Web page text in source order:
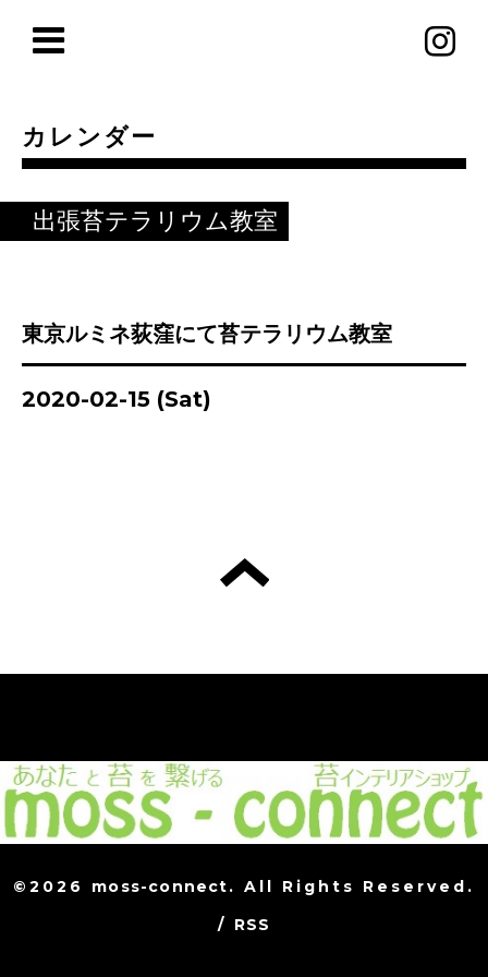
カレンダー
出張苔テラリウム教室
東京ルミネ荻窪にて苔テラリウム教室
2020-02-15 (Sat)
©2026 moss-connect. All Rights Reserved.
/ RSS